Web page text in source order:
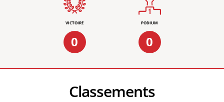
VICTOIRE
0
PODIUM
0
Classements